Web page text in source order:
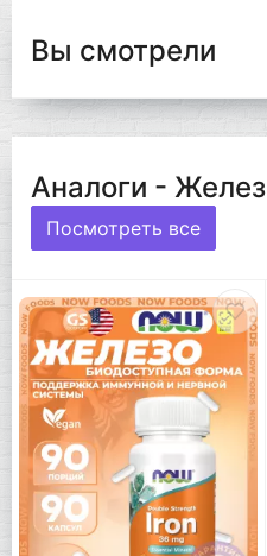
Вы смотрели
Аналоги -
Посмотреть все